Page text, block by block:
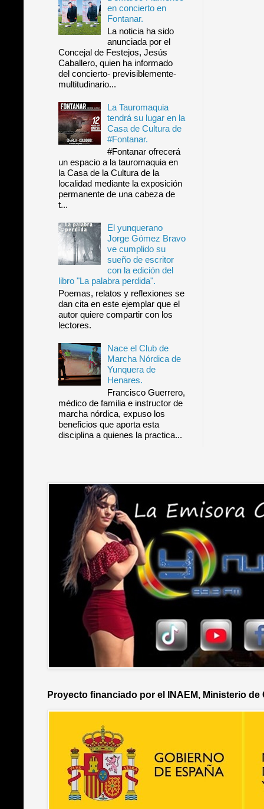
en concierto en
Fontanar.
La noticia ha sido
anunciada por el
Concejal de Festejos, Jesús
Caballero, quien ha informado
del concierto- previsiblemente-
multitudinario...
La Tauromaquia
tendrá su lugar en la
Casa de Cultura de
#Fontanar.
#Fontanar ofrecerá
un espacio a la tauromaquia en
la Casa de la Cultura de la
localidad mediante la exposición
permanente de una cabeza de
t...
El yunquerano
Jorge Gómez Bravo
ve cumplido su
sueño de escritor
con la edición del
libro "La palabra perdida".
Poemas, relatos y reflexiones se
dan cita en este ejemplar que el
autor quiere compartir con los
lectores.
Nace el Club de
Marcha Nórdica de
Yunquera de
Henares.
Francisco Guerrero,
médico de familia e instructor de
marcha nórdica, expuso los
beneficios que aporta esta
disciplina a quienes la practica...
Proyecto financiado por el INAEM, Ministerio de